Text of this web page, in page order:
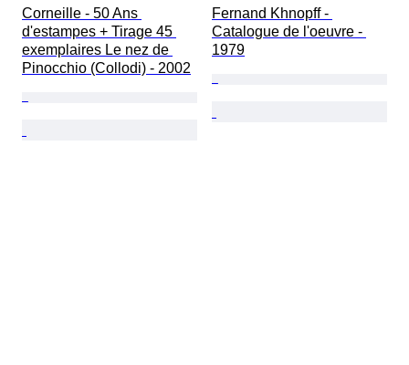
Corneille - 50 Ans
d'estampes + Tirage 45
exemplaires Le nez de
Pinocchio (Collodi) - 2002
Fernand Khnopff -
Catalogue de l'oeuvre -
1979